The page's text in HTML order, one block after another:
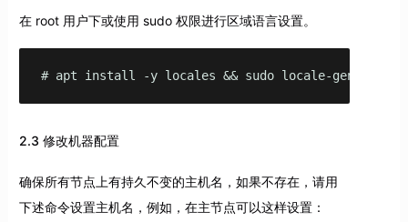
在 root 用户下或使用 sudo 权限进行区域语言设置。
# apt install -y locales && sudo locale-gen
2.3 修改机器配置
确保所有节点上有持久不变的主机名，如果不存在，请用
下述命令设置主机名，例如，在主节点可以这样设置：